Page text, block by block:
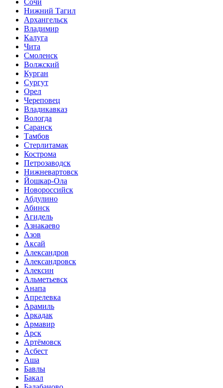
Нижний Тагил
Архангельск
Владимир
Калуга
Чита
Смоленск
Волжский
Курган
Сургут
Орел
Череповец
Владикавказ
Вологда
Саранск
Тамбов
Стерлитамак
Кострома
Петрозаводск
Нижневартовск
Йошкар-Ола
Новороссийск
Абдулино
Абинск
Агидель
Азнакаево
Азов
Аксай
Александров
Александровск
Алексин
Альметьевск
Анапа
Апрелевка
Арамиль
Аркадак
Армавир
Арск
Артёмовск
Асбест
Аша
Бавлы
Бакал